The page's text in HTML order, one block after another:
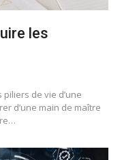
les
de vie d’une
d’une main de maître